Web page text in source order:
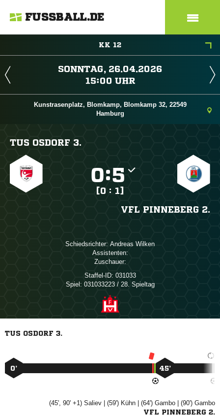
FUSSBALL.DE
KK 12
 
 
Kunstrasenplatz, Blomkamp, Blomkamp 32, 22549
Hamburg
TUS OSDORF 3.
:
[0 : 1]
VFL PINNEBERG 2.
Schiedsrichter:  
Assistenten:
Zuschauer:
Staffel-ID: 031033
Spiel: 031033223 / 28. Spieltag
TUS OSDORF 3.
0’ 45’
(45', 90' +1)  | (59')  | (64')  | (90') 
VFL PINNEBERG 2.